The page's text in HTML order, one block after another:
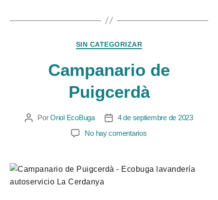
SIN CATEGORIZAR
Campanario de
Puigcerdà
PorOriol EcoBuga
4 de septiembre de 2023
No hay comentarios